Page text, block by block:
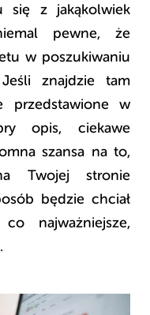
się z jakąkolwiek
pewne, że
w poszukiwaniu
znajdzie tam
przedstawione w
opis, ciekawe
szansa na to,
Twojej stronie
będzie chciał
najważniejsze,